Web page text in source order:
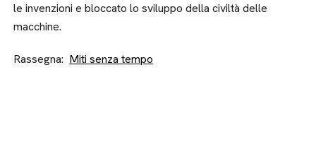
le invenzioni e bloccato lo sviluppo della civiltà delle
macchine.
Rassegna: Miti senza tempo